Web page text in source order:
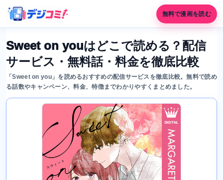
無料で漫画を読む
Sweet on youはどこで読める？配信
サービス・無料話・料金を徹底比較
「Sweet on you」を読めるおすすめの配信サービスを徹底比較。無料で読め
る話数やキャンペーン、料金、特徴までわかりやすくまとめました。